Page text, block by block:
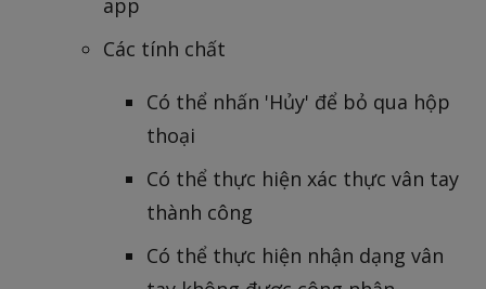
app
Các tính chất
Có thể nhấn 'Hủy' để bỏ qua hộp
thoại
Có thể thực hiện xác thực vân tay
thành công
Có thể thực hiện nhận dạng vân